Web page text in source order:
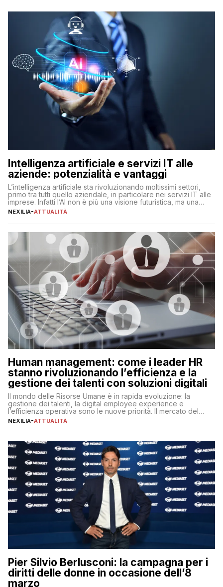
Intelligenza artificiale e servizi IT alle
aziende: potenzialità e vantaggi
L’intelligenza artificiale sta rivoluzionando moltissimi settori,
primo tra tutti quello aziendale, in particolare nei servizi IT alle
imprese. Infatti l’AI non è più una visione futuristica, ma una
realtà operativa che sta portando a un cambio significativo in
operazioni, bensì comporta […]
NEXILIA-ATTUALITÀ
Human management: come i leader HR
stanno rivoluzionando l’efficienza e la
gestione dei talenti con soluzioni digitali
Il mondo delle Risorse Umane è in rapida evoluzione: la
gestione dei talenti, la digital employee experience e
l’efficienza operativa sono le nuove priorità. Il mercato del
lavoro, d’altra parte, è sempre più competitivo con una lotta
NEXILIA-ATTUALITÀ
Pier Silvio Berlusconi: la campagna per i
diritti delle donne in occasione dell’8
marzo